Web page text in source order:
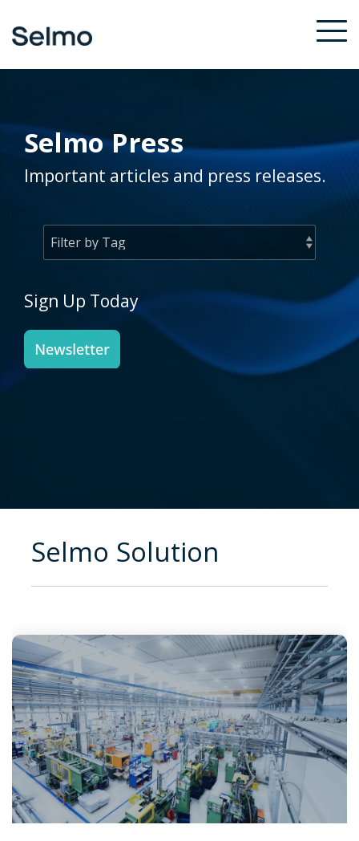
to
the
main
Selmo Press
Important articles and press releases.
Sign Up Today
Selmo Solution